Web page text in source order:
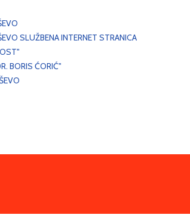
SLUŽBENA INTERNET STRANICA
BORIS ĆORIĆ"